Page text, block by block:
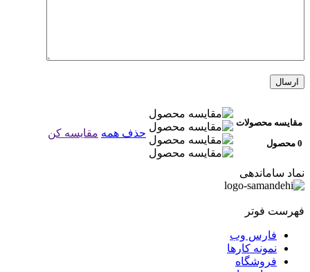
مقایسه محصولات
0 محصول
حذف همه مقایسه کن
نماد ساماندهی
فهرست فوتر
فارس وب
نمونه کارها
فروشگاه